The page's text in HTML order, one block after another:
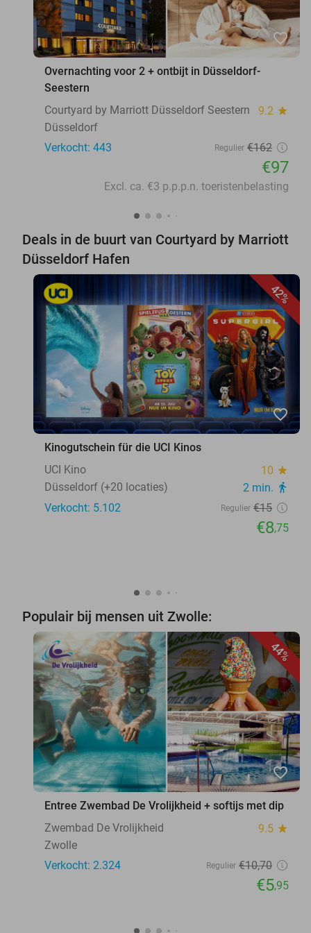
favorite_border
Overnachting voor 2 + ontbijt in Düsseldorf-
Seestern
Courtyard by Marriott Düsseldorf Seestern
9.2 star
Düsseldorf
Verkocht: 443
Regulier €162
€97
Excl. ca. €3 p.p.p.n. toeristenbelasting
Deals in de buurt van Courtyard by Marriott
Düsseldorf Hafen
42%
favorite_border
Kinogutschein für die UCI Kinos
UCI Kino
10 star
Düsseldorf (+20 locaties) 2 min. directions_walk
Verkocht: 5.102 Regulier €15
€8,75
Populair bij mensen uit Zwolle:
44%
favorite_border
Entree Zwembad De Vrolijkheid + softijs met dip
Zwembad De Vrolijkheid
9.5 star
Zwolle
Verkocht: 2.324
Regulier €10,70
€5,95